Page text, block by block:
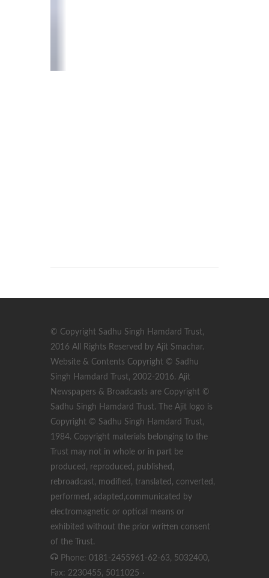
© Copyright Sadhu Singh Hamdard Trust,
2016 All Rights Reserved by Ajit Smachar.
Website & Contents Copyright © Sadhu
Singh Hamdard Trust, 2002-2016. Ajit
Newspapers & Broadcasts are Copyright ©
Sadhu Singh Hamdard Trust. The Ajit logo is
Copyright © Sadhu Singh Hamdard Trust,
1984. Copyright materials belonging to the
Trust may not in whole or in part be
produced, reproduced, published,
rebroadcast, modified, translated, converted,
performed, adapted,communicated by
electromagnetic or optical means or
exhibited without the prior written consent
of the Trust.
Phone: 0181-2455961-62-63, 5032400,
Fax: 2230455, 5011025 ·